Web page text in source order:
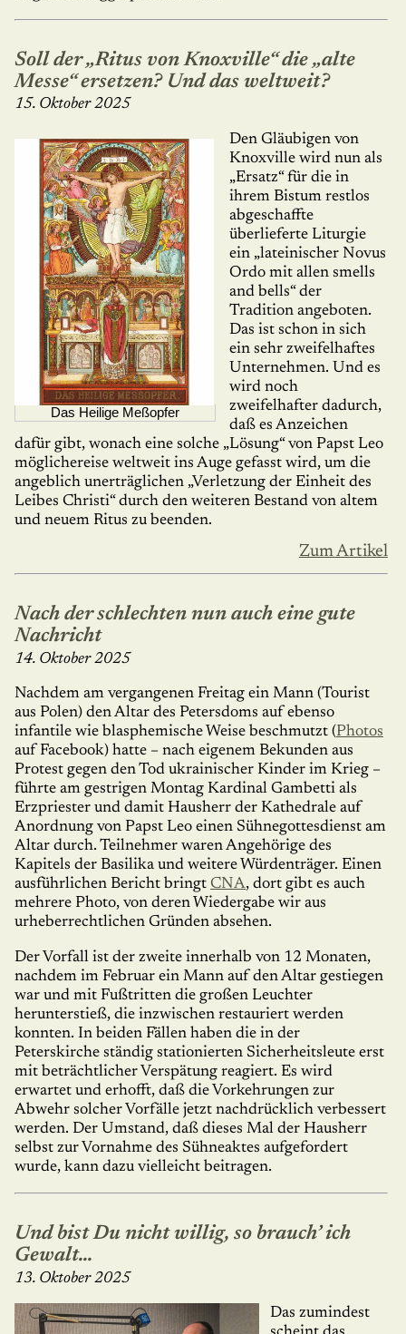
Soll der „Ritus von Knoxville“ die „alte
Messe“ ersetzen? Und das weltweit?
15. Oktober 2025
Das Heilige Meßopfer
Den Gläubigen von
Knoxville wird nun als
„Ersatz“ für die in
ihrem Bistum restlos
abge­schaffte
überlieferte Liturgie
ein „lateinischer Novus
Ordo mit allen smells
and bells“ der
Tradition angeboten.
Das ist schon in sich
ein sehr zweifelhaftes
Unternehmen. Und es
wird noch
zweifelhafter dadurch,
daß es Anzeichen
dafür gibt, wonach eine solche „Lösung“ von Papst Leo
möglichereise welt­weit ins Auge gefasst wird, um die
angeblich unerträglichen „Verletzung der Einheit des
Leibes Christi“ durch den weiteren Bestand von altem
und neuem Ritus zu beenden.
Zum Artikel
Nach der schlechten nun auch eine gute
Nachricht
14. Oktober 2025
Nachdem am vergangenen Freitag ein Mann (Tourist
aus Polen) den Altar des Petersdoms auf ebenso
infantile wie blasphemische Weise beschmutzt (Photos
auf Facebook) hatte – nach eigenem Bekunden aus
Protest gegen den Tod ukrainischer Kinder im Krieg –
führte am gestri­gen Montag Kardinal Gambetti als
Erzpriester und damit Hausherr der Kathedrale auf
Anordnung von Papst Leo einen Sühnegottesdienst am
Altar durch. Teilnehmer waren Angehörige des
Kapitels der Basilika und weitere Würdenträger. Einen
ausführlichen Bericht bringt CNA, dort gibt es auch
mehrere Photo, von deren Wiedergabe wir aus
urheber­recht­li­chen Gründen absehen.
Der Vorfall ist der zweite innerhalb von 12 Monaten,
nachdem im Feb­ruar ein Mann auf den Altar gestiegen
war und mit Fußtritten die gro­ßen Leuchter
herunterstieß, die inzwischen restauriert werden
konnten. In beiden Fällen haben die in der
Peterskirche ständig stationierten Sicherheitsleute erst
mit beträchtlicher Verspätung reagiert. Es wird
erwartet und erhofft, daß die Vorkehrungen zur
Abwehr solcher Vorfälle jetzt nachdrücklich verbessert
werden. Der Umstand, daß dieses Mal der Hausherr
selbst zur Vornahme des Sühneaktes aufgefordert
wurde, kann dazu vielleicht beitragen.
Und bist Du nicht willig, so brauch’ ich
Gewalt...
13. Oktober 2025
Das zumindest